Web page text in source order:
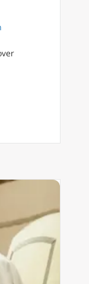
van de Kerk